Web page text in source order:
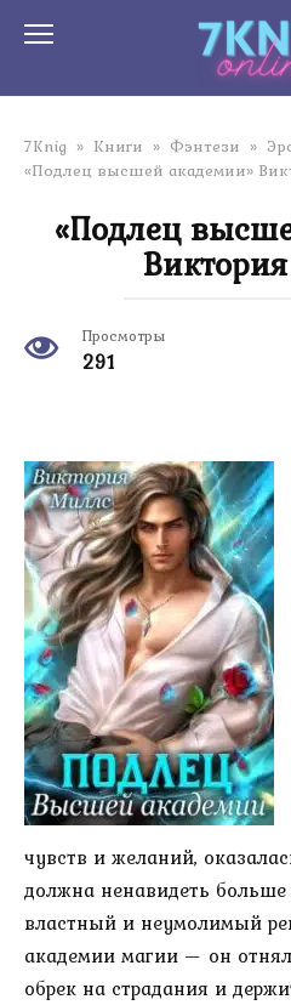
7Knig » Книги » Фэнтези »
«Подлец высшей академии»
«Подлец
Просмотры
291
чувств и желаний,
должна ненавидеть больше
властный и неумолимый
академии магии — он
обрек на страдания и